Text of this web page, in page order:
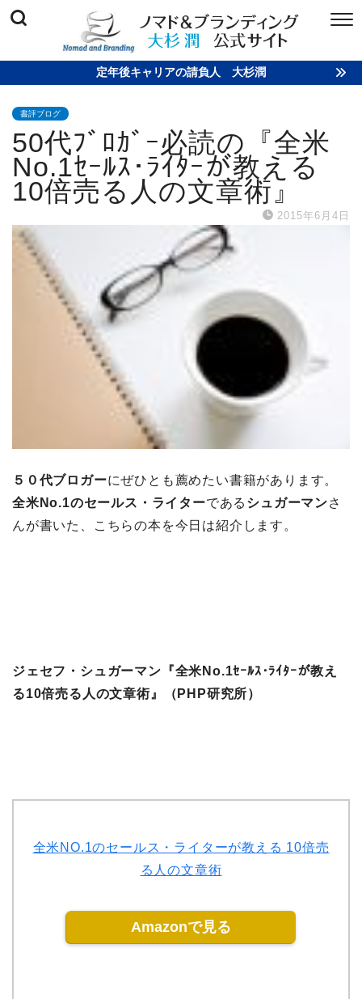
定年後キャリアの請負人 大杉潤
書評ブログ
50代ﾌﾞﾛｶﾞｰ必読の『全米
No.1ｾｰﾙｽ･ﾗｲﾀｰが教える
10倍売る人の文章術』
2015年6月4日
５０代ブロガーにぜひとも薦めたい書籍があります。
全米No.1のセールス・ライターである シュガーマンさ
んが書いた、こちらの本を今日は紹介します。
ジェセフ・シュガーマン『全米No.1ｾｰﾙｽ･ﾗｲﾀｰが教え
る10倍売る人の文章術』（PHP研究所）
全米NO.1のセールス・ライターが教える 10倍売
る人の文章術
Amazonで見る